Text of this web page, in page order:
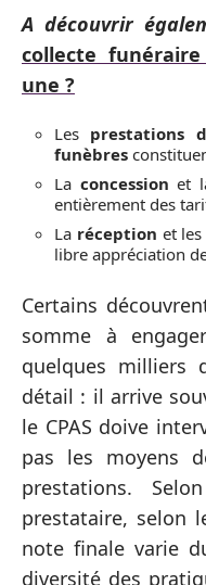
A découvrir
collecte
une ?
Les prestations
funèbres
La concession et
entièrement des
La réception et les
libre appréciation
Certains
somme à
quelques milliers
détail : il arrive
le CPAS doive
pas les moyens
prestations.
prestataire, selon
note finale varie
diversité des